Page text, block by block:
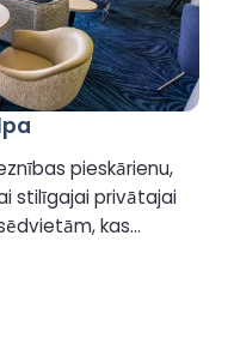
pieskārienu,
stilīgajai privātajai
kas